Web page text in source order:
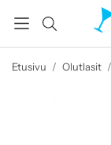
Etusivu / Olutlasit /